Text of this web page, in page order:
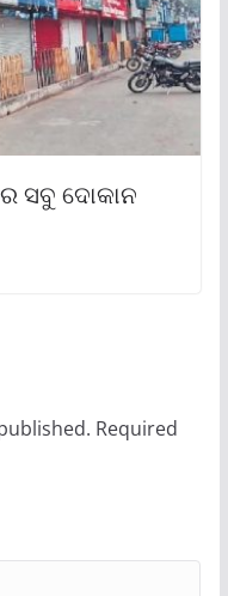
ସବୁ ଦୋକାନ
Required